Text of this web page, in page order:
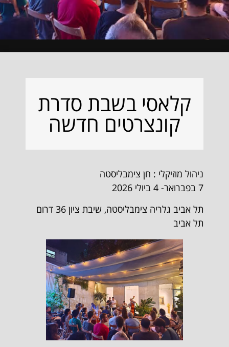
קלאסי בשבת סדרת
קונצרטים חדשה
ניהול מוזיקלי : חן צימבליסטה
7 בפברואר- 4 ביולי 2026
תל אביב גלריה צימבליסטה, שיבת ציון 36 דרום
תל אביב